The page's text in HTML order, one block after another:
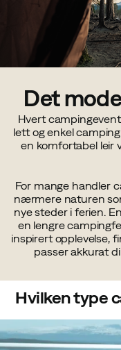
Det
Hvert
lett og enkel
en komfortabel leir
For mange handler
nærmere naturen
nye steder i ferien.
en lengre
inspirert opplevelse,
passer akkurat
Hvilken type